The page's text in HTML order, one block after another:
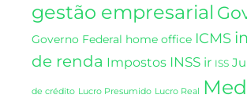
gestão empresarial
Governo Federal home office ICMS
de renda Impostos INSS ir ISS
de crédito Lucro Presumido Lucro Real